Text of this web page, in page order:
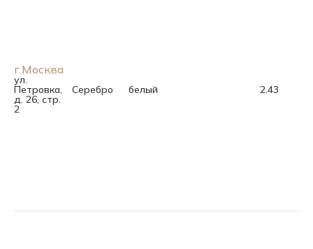
г.Москва
ул.
Петровка,
д. 26, стр.
2
Серебро белый 2.43